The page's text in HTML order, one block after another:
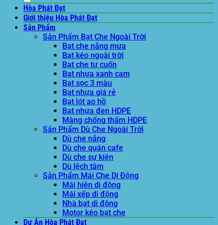
Hòa Phát Đạt
Giới thiệu Hòa Phát Đạt
Sản Phẩm
Sản Phẩm Bạt Che Ngoài Trời
Bạt che nắng mưa
Bạt kéo ngoài trời
Bạt che tự cuốn
Bạt nhựa xanh cam
Bạt sọc 3 màu
Bạt nhựa giá rẻ
Bạt lót ao hồ
Bạt nhựa đen HDPE
Màng chống thấm HDPE
Sản Phẩm Dù Che Ngoài Trời
Dù che nắng
Dù che quán cafe
Dù che sự kiện
Dù lệch tâm
Sản Phẩm Mái Che Di Động
Mái hiên di động
Mái xếp di động
Nhà bạt di động
Motor kéo bạt che
Dự Án Hòa Phát Đạt